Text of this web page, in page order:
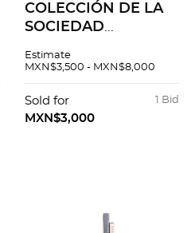
COLECCIÓN DE LA
SOCIEDAD
BIBLIÓFILOS.
EJEMPLARES
NUMERADOS Y
Estimate
MXN$3,500 - MXN$8,000
1 Bid
Sold for
MXN$3,000